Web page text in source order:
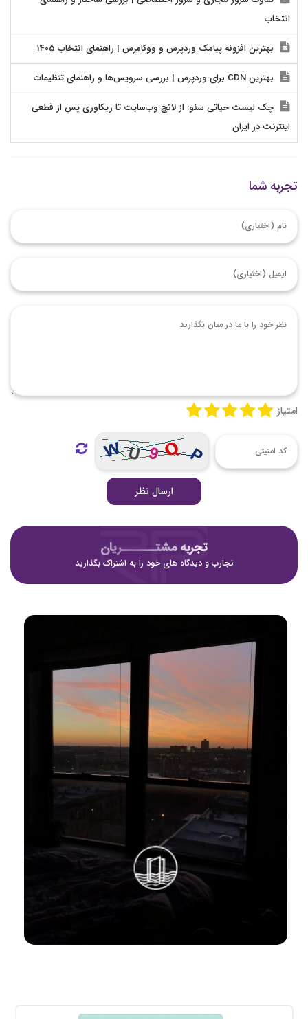
انتخاب
بهترین افزونه پیامک وردپرس و ووکامرس | راهنمای انتخاب 1405
بهترین CDN برای وردپرس | بررسی سرویس‌ها و راهنمای تنظیمات
چک لیست حیاتی سئو: از لانچ وب‌سایت تا ریکاوری پس از قطعی
اینترنت در ایران
تجربه شما
امتیاز
ارسال نظر
تجربه مشتـــــــریان
تجارب و دیدگاه های خود را به اشتراک بگذارید